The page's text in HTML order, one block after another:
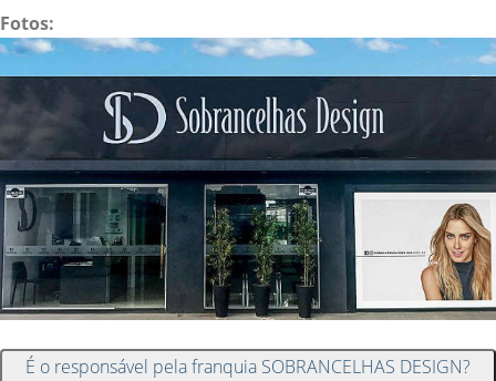
Fotos:
É o responsável pela franquia SOBRANCELHAS DESIGN?